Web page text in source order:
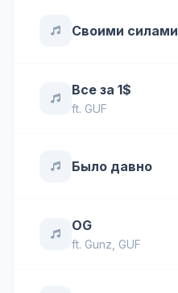
Своими силами
Все за 1$
ft. GUF
Было давно
OG
ft. Gunz GUF